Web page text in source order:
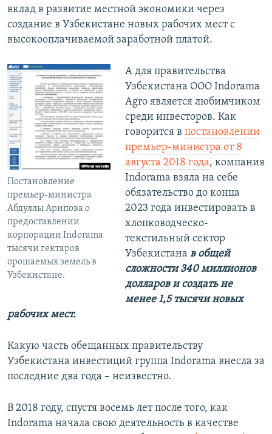
вклад в развитие местной экономики через
создание в Узбекистане новых рабочих мест с
высокооплачиваемой заработной платой.
Постановление
премьер-министра
Абдуллы Арипова о
предоставлении
корпорации Indorama
тысячи гектаров
орошаемых земель в
Узбекистане.
А для правительства
Узбекистана ООО Indorama
Agro является любимчиком
среди инвесторов. Как
говорится в постановлении
премьер-министра от 8
августа 2018 года, компания
Indorama взяла на себе
обязательство до конца
2023 года инвестировать в
хлопководческо-
текстильный сектор
Узбекистана в общей
сложности 340 миллионов
долларов и создать не
менее 1,5 тысячи новых
рабочих мест.
Какую часть обещанных правительству
Узбекистана инвестиций группа Indorama внесла за
последние два года – неизвестно.
В 2018 году, спустя восемь лет после того, как
Indorama начала свою деятельность в качестве